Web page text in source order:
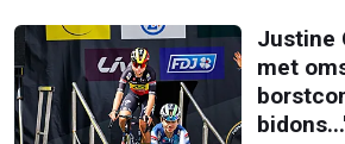
Justine
met